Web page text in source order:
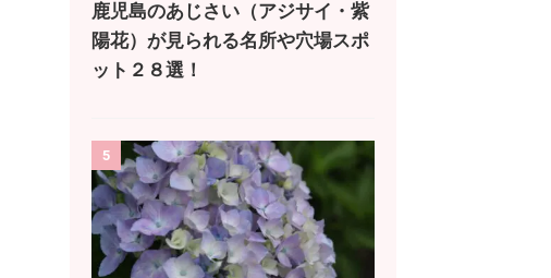
鹿児島のあじさい（アジサイ・紫
陽花）が見られる名所や穴場スポ
ット２８選！
5